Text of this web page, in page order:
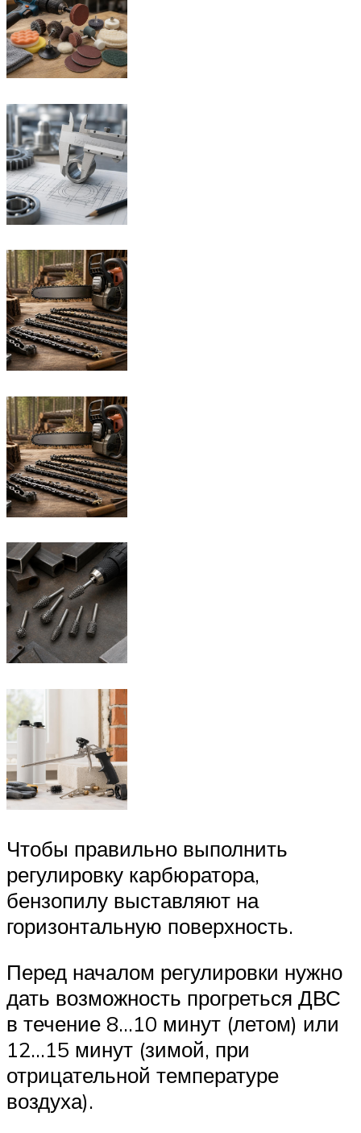
Чтобы правильно выполнить
регулировку карбюратора,
бензопилу выставляют на
горизонтальную поверхность.
Перед началом регулировки нужно
дать возможность прогреться ДВС
в течение 8…10 минут (летом) или
12…15 минут (зимой, при
отрицательной температуре
воздуха).